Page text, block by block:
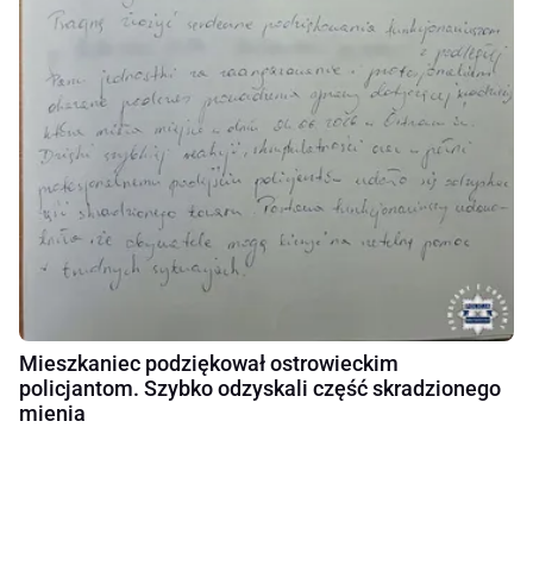
Mieszkaniec podziękował ostrowieckim
policjantom. Szybko odzyskali część skradzionego
mienia